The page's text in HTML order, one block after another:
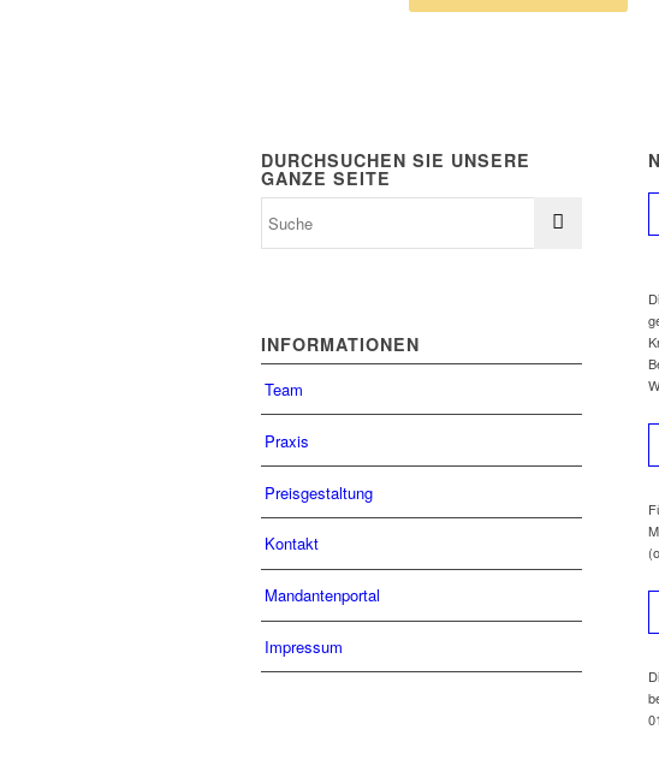
DURCHSUCHEN SIE UNSERE
GANZE SEITE
INFORMATIONEN
Team
Praxis
Preisgestaltung
Kontakt
Mandantenportal
Impressum